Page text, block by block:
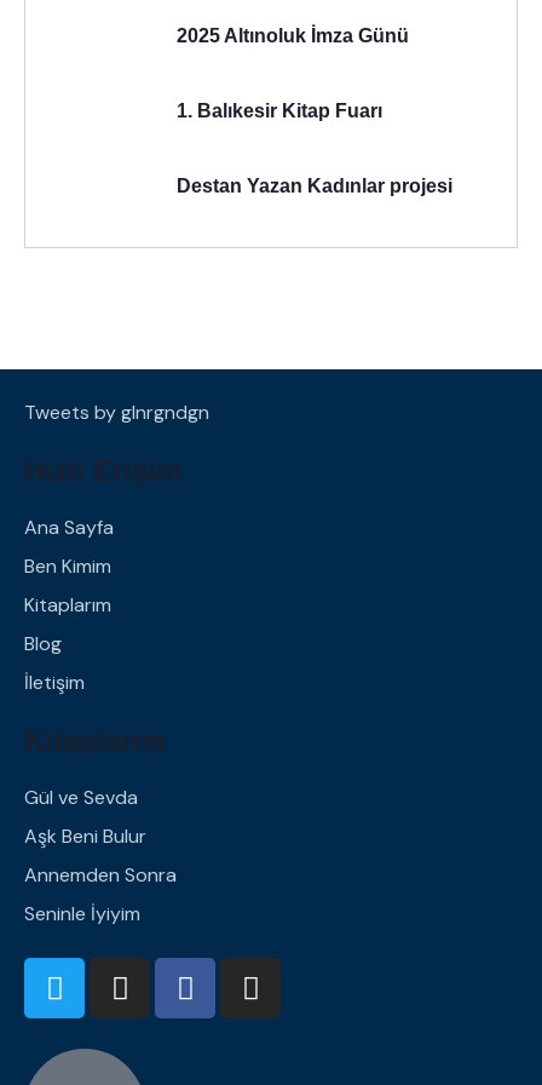
2025 Altınoluk İmza Günü
1. Balıkesir Kitap Fuarı
Destan Yazan Kadınlar projesi
Tweets by glnrgndgn
Hızlı Erişim
Ana Sayfa
Ben Kimim
Kitaplarım
Blog
İletişim
Kitaplarım
Gül ve Sevda
Aşk Beni Bulur
Annemden Sonra
Seninle İyiyim